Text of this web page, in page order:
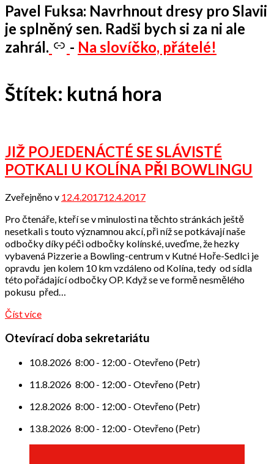
Pavel Fuksa: Navrhnout dresy pro Slavii
je splněný sen. Radši bych si za ni ale
zahrál.
- Na slovíčko, přátelé!
Štítek: kutná hora
JIŽ POJEDENÁCTÉ SE SLÁVISTÉ
POTKALI U KOLÍNA PŘI BOWLINGU
Zveřejněno v 12.4.201712.4.2017
přátel
Pro čtenáře, kteří se v minulosti na těchto stránkách ještě
nesetkali s touto významnou akcí, při níž se potkávají naše
odbočky díky péči odbočky kolínské, uveďme, že hezky
vybavená Pizzerie a Bowling-centrum v Kutné Hoře-Sedlci je
opravdu jen kolem 10 km vzdáleno od Kolína, tedy od sídla
této pořádající odbočky OP. Když se ve formě nesmělého
pokusu před…
Číst více
Otevírací doba sekretariátu
10.8.2026 8:00- 12:00- Otevřeno (Petr)
11.8.2026 8:00- 12:00- Otevřeno (Petr)
12.8.2026 8:00- 12:00- Otevřeno (Petr)
13.8.2026 8:00- 12:00- Otevřeno (Petr)